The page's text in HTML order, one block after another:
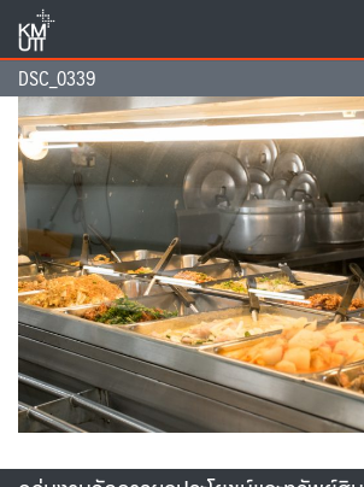
content
DSC_0339